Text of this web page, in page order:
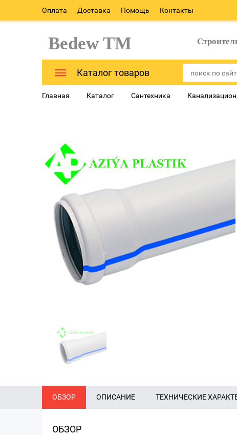
Оплата Доставка Помощь Контакты
Bedew TM
Каталог товаров
Главная Каталог Сантехника
ОБЗОР ОПИСАНИЕ ТЕХНИЧЕСКИЕ
ОБЗОР